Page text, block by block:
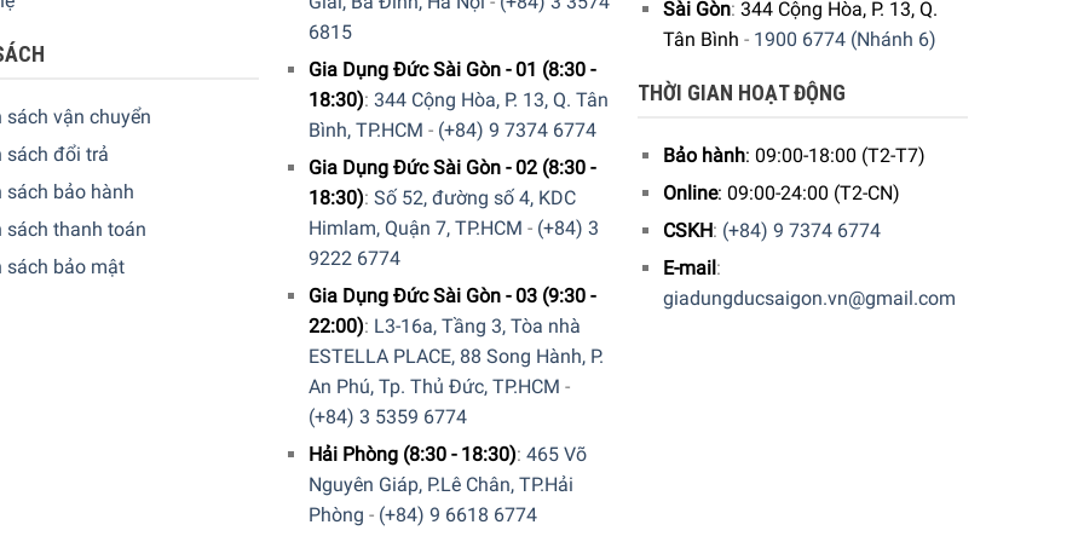
là giải pháp hoàn hảo cho những bữa ăn nhanh gọn cho
chắc chắn, an toàn, hạn chế rơi vỡ, vệ sinh dễ dàng sau mỗi lần nấu. Bên cạnh đó, khả năng giữ nhiệt của
sách vận chuyển
sách đổi trả
sách bảo hành
sách thanh toán
sách bảo mật
6815
Gia Dụng Đức Sài Gòn - 01 (8:30 -
18:30): 344 Cộng Hòa, P. 13, Q. Tân
Bình, TP.HCM - (+84) 9 7374 6774
Gia Dụng Đức Sài Gòn - 02 (8:30 -
18:30): Số 52, đường số 4, KDC
Himlam, Quận 7, TP.HCM - (+84) 3
9222 6774
Gia Dụng Đức Sài Gòn - 03 (9:30 -
22:00): L3-16a, Tầng 3, Tòa nhà
ESTELLA PLACE, 88 Song Hành, P.
An Phú, Tp. Thủ Đức, TP.HCM -
(+84) 3 5359 6774
Hải Phòng (8:30 - 18:30): 465 Võ
Nguyên Giáp, P.Lê Chân, TP.Hải
Phòng - (+84) 9 6618 6774
Sài Gòn: 344 Cộng Hòa, P. 13, Q.
Tân Bình - 1900 6774 (Nhánh 6)
THỜI GIAN HOẠT ĐỘNG
Bảo hành: 09:00-18:00 (T2-T7)
Online: 09:00-24:00 (T2-CN)
CSKH: (+84) 9 7374 6774
E-mail :
giadungducsaigon.vn@gmail.com